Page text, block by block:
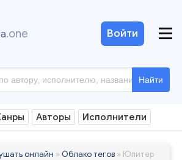
.one
Найти
Войти
Авторы Исполнители
онлайн » Облако тегов » Юпитер